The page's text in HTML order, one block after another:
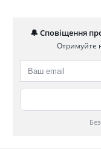
🔔 Сповіщення
Отримуйте